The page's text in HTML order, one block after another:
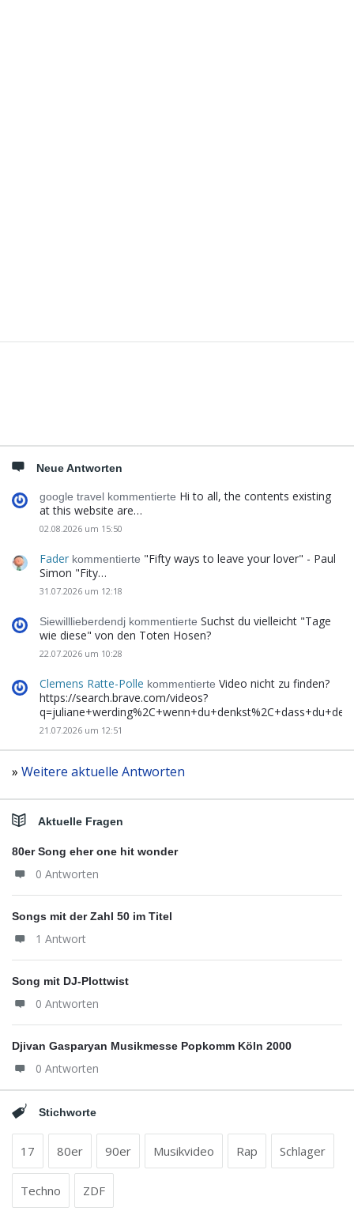
Neue Antworten
google travel kommentierte Hi to all, the contents existing
at this website are…
02.08.2026 um 15:50
Fader kommentierte "Fifty ways to leave your lover" - Paul
Simon "Fity…
31.07.2026 um 12:18
Siewilllieberdendj kommentierte Suchst du vielleicht "Tage
wie diese" von den Toten Hosen?
22.07.2026 um 10:28
Clemens Ratte-Polle kommentierte Video nicht zu finden?
https://search.brave.com/videos?
21.07.2026 um 12:51
» Weitere aktuelle Antworten
Aktuelle Fragen
80er Song eher one hit wonder
0 Antworten
Songs mit der Zahl 50 im Titel
1 Antwort
Song mit DJ-Plottwist
0 Antworten
Djivan Gasparyan Musikmesse Popkomm Köln 2000
0 Antworten
Stichworte
17 80er 90er Musikvideo Rap Schlager
Techno ZDF